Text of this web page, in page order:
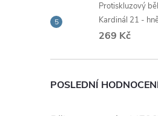
Protiskluzový
Kardinál 21 -
269 Kč
POSLEDNÍ